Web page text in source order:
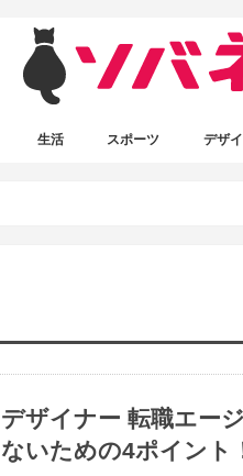
生活 スポーツ デザ
デザイナー 転職エー
ないための4ポイント